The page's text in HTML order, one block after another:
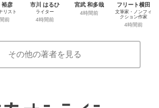
裕彦
リスト
前
市川 はるひ
ライター
4時間前
宮武 和多哉
4時間前
フリート横田
文筆家・ノンフィ
クション作家
4時間前
その他の著者を見る